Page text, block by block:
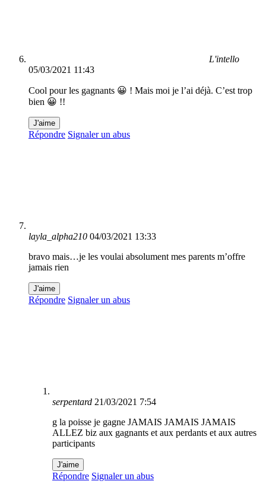
L'intello
05/03/2021 11:43
Cool pour les gagnants 😀 ! Mais moi je l’ai déjà. C’est trop
bien 😀 !!
J'aime
Répondre Signaler un abus
layla_alpha210 04/03/2021 13:33
bravo mais…je les voulai absolument mes parents m’offre
jamais rien
J'aime
Répondre Signaler un abus
serpentard 21/03/2021 7:54
g la poisse je gagne JAMAIS JAMAIS JAMAIS
ALLEZ biz aux gagnants et aux perdants et aux autres
participants
J'aime
Répondre Signaler un abus